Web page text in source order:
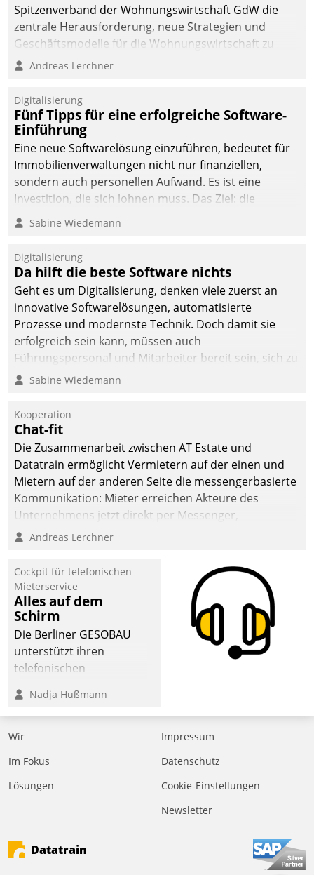
Spitzenverband der Wohnungswirtschaft GdW die
zentrale Herausforderung, neue Strategien und
Geschäftsmodelle für die Wohnungswirtschaft zu
entwickeln.
Andreas Lerchner
Digitalisierung
Fünf Tipps für eine erfolgreiche Software-
Einführung
Eine neue Softwarelösung einzuführen, bedeutet für
Immobilienverwaltungen nicht nur finanziellen,
sondern auch personellen Aufwand. Es ist eine
Investition, die sich lohnen muss. Das Ziel: die
nachhaltige Optimierung der Geschäftsabläufe. Damit
dieses Ziel erreicht wird, sollten einige Grundregeln
Sabine Wiedemann
Digitalisierung
Da hilft die beste Software nichts
Geht es um Digitalisierung, denken viele zuerst an
innovative Softwarelösungen, automatisierte
Prozesse und modernste Technik. Doch damit sie
erfolgreich sein kann, müssen auch
Führungspersonal und Mitarbeiter bereit sein, sich zu
verändern und anzupassen, sonst werden sie an ihr
Sabine Wiedemann
Kooperation
Chat-fit
Die Zusammenarbeit zwischen AT Estate und
Datatrain ermöglicht Vermietern auf der einen und
Mietern auf der anderen Seite die messengerbasierte
Kommunikation: Mieter erreichen Akteure des
Unternehmens jetzt direkt per Messenger,
Mitarbeiter oder Dienstleister empfangen oder
Andreas Lerchner
Cockpit für telefonischen
Mieterservice
Alles auf dem
Schirm
Die Berliner GESOBAU
unterstützt ihren
telefonischen
digitalen Cockpit, das
situationsbezogen
passende Fragen und
Eine intuitive
Dialogführung ermöglicht
effizienter zu bearbeiten.
Nadja Hußmann
Wir
Im Fokus
Lösungen
Impressum
Datenschutz
Cookie-Einstellungen
Newsletter
Datatrain